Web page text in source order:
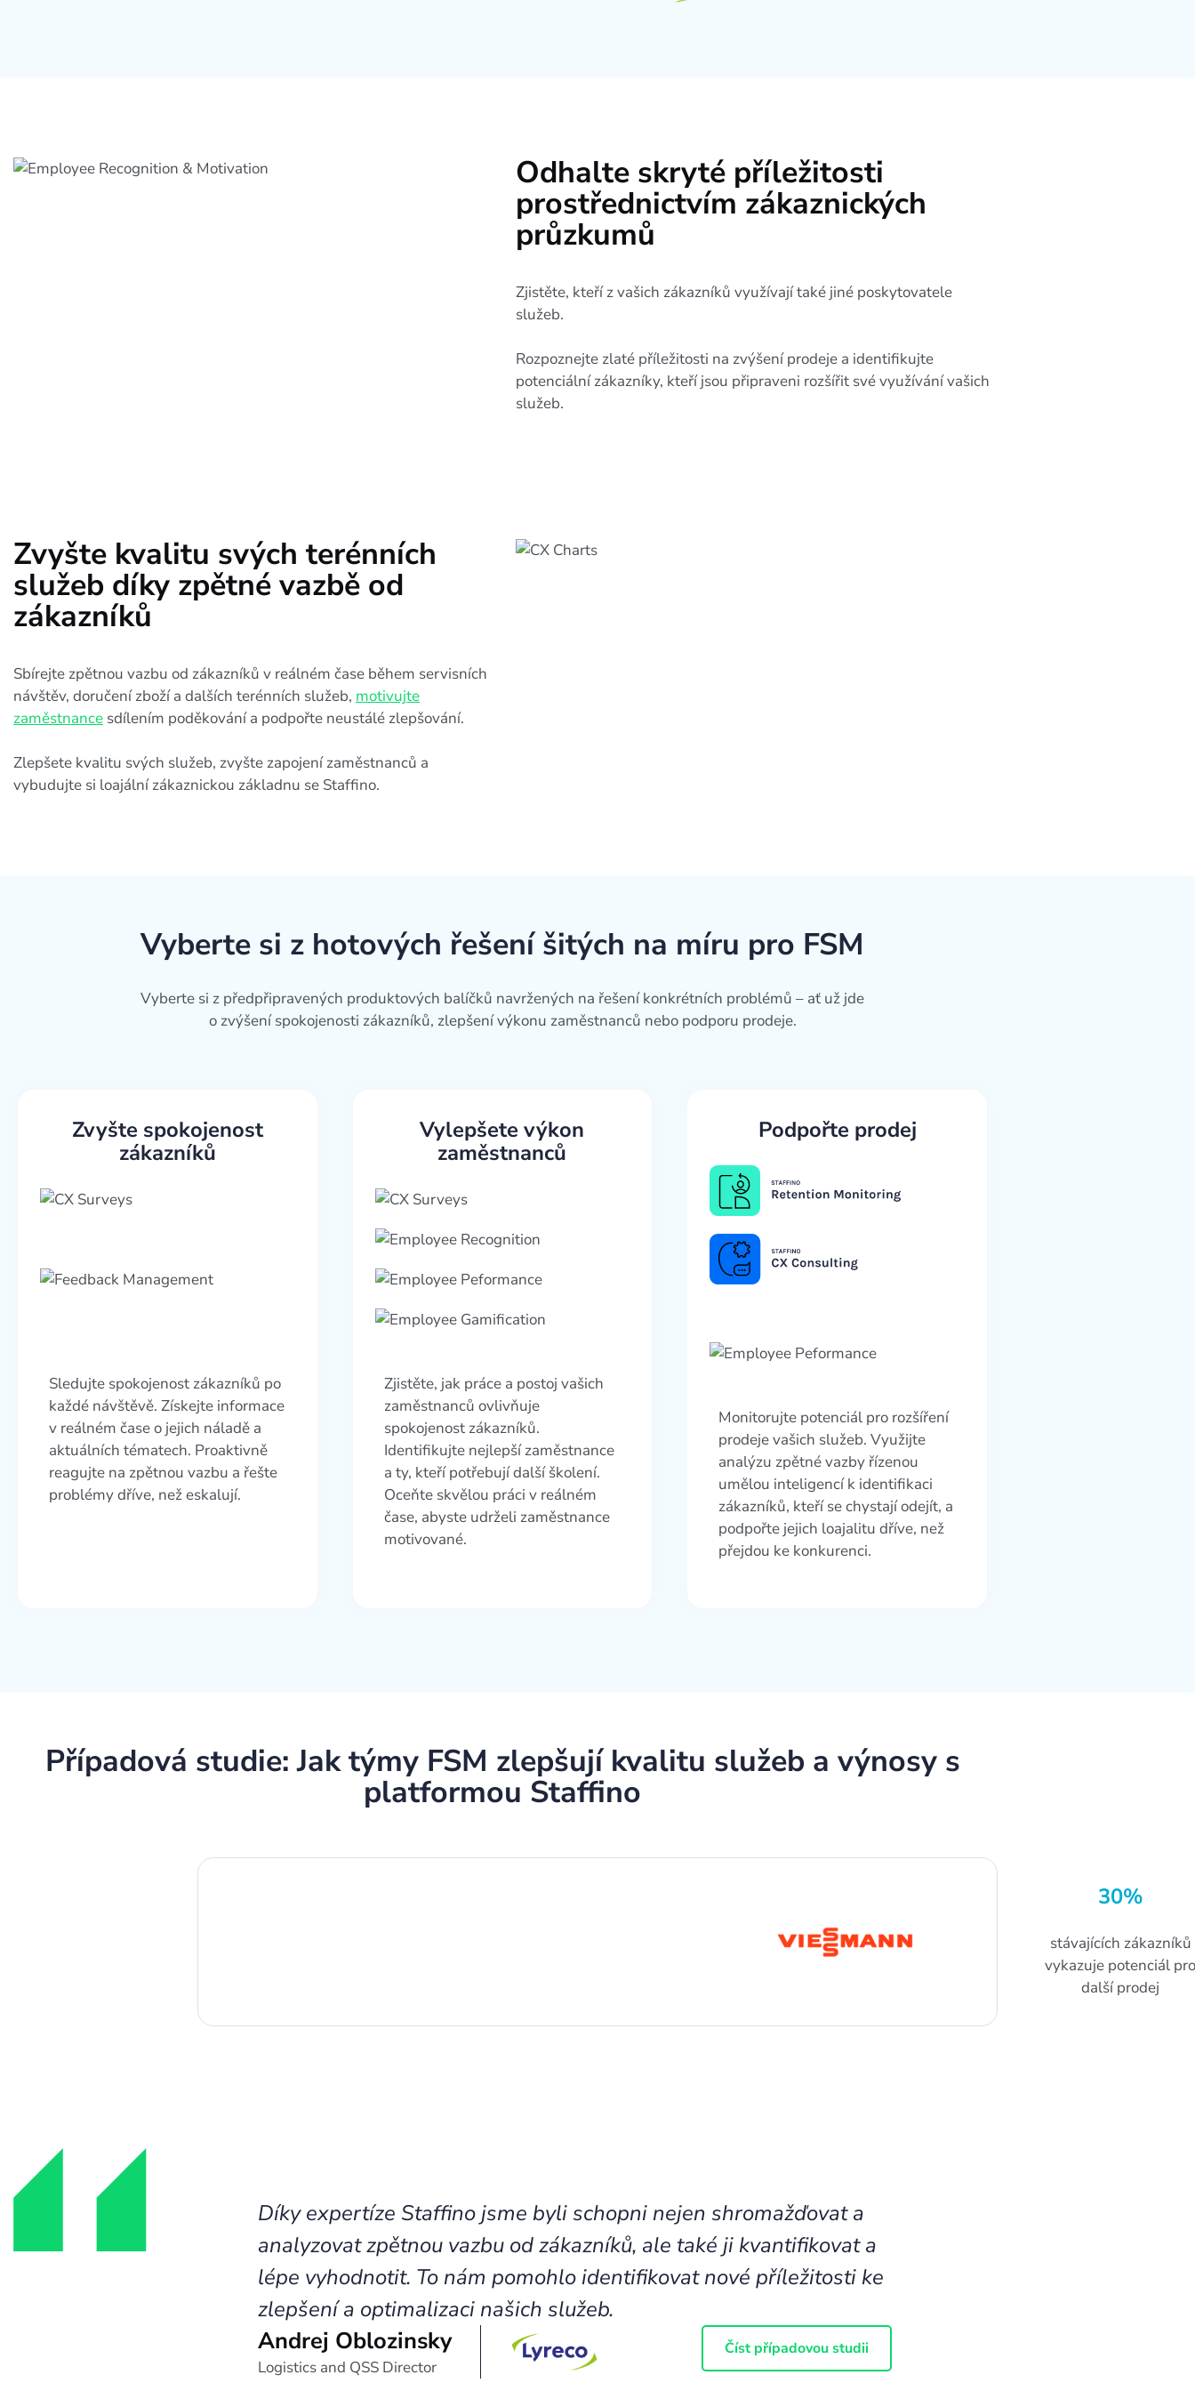
Odhalte skryté příležitosti
prostřednictvím zákaznických
průzkumů
Zjistěte, kteří z vašich zákazníků využívají také jiné poskytovatele
služeb.
Rozpoznejte zlaté příležitosti na zvýšení prodeje a identifikujte
potenciální zákazníky, kteří jsou připraveni rozšířit své využívání vašich
služeb.
Zvyšte kvalitu svých terénních
služeb díky zpětné vazbě od
zákazníků
Sbírejte zpětnou vazbu od zákazníků v reálném čase během servisních
návštěv, doručení zboží a dalších terénních služeb, motivujte
zaměstnance sdílením poděkování a podpořte neustálé zlepšování.
Zlepšete kvalitu svých služeb, zvyšte zapojení zaměstnanců a
vybudujte si loajální zákaznickou základnu se Staffino.
Vyberte si z hotových řešení šitých na míru pro FSM
Vyberte si z předpřipravených produktových balíčků navržených na řešení konkrétních problémů – ať už jde
o zvýšení spokojenosti zákazníků, zlepšení výkonu zaměstnanců nebo podporu prodeje.
Zvyšte spokojenost
zákazníků
Sledujte spokojenost zákazníků po
každé návštěvě. Získejte informace
v reálném čase o jejich náladě a
aktuálních tématech. Proaktivně
reagujte na zpětnou vazbu a řešte
problémy dříve, než eskalují.
Vylepšete výkon
zaměstnanců
Zjistěte, jak práce a postoj vašich
zaměstnanců ovlivňuje
spokojenost zákazníků.
Identifikujte nejlepší zaměstnance
a ty, kteří potřebují další školení.
Oceňte skvělou práci v reálném
čase, abyste udrželi zaměstnance
motivované.
Podpořte prodej
Monitorujte potenciál pro rozšíření
prodeje vašich služeb. Využijte
analýzu zpětné vazby řízenou
umělou inteligencí k identifikaci
zákazníků, kteří se chystají odejít, a
podpořte jejich loajalitu dříve, než
přejdou ke konkurenci.
Případová studie: Jak týmy FSM zlepšují kvalitu služeb a výnosy s
platformou Staffino
30%
stávajících zákazníků
vykazuje potenciál
další prodej
Díky expertíze Staffino jsme byli schopni nejen shromažďovat a
analyzovat zpětnou vazbu od zákazníků, ale také ji kvantifikovat a
lépe vyhodnotit. To nám pomohlo identifikovat nové příležitosti ke
zlepšení a optimalizaci našich služeb.
Andrej Oblozinsky
Logistics and QSS Director
Číst případovou studii